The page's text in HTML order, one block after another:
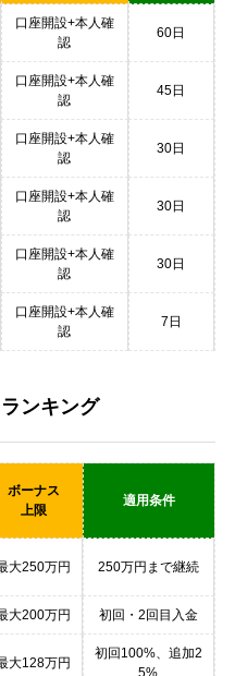
口座開設+本人確
認
60日
口座開設+本人確
認
45日
口座開設+本人確
認
30日
口座開設+本人確
認
30日
口座開設+本人確
認
30日
口座開設+本人確
認
7日
ンキング
ボーナス
上限
適用条件
大250万円 250万円まで継続
大200万円 初回・2回目入金
大128万円
初回100%、追加2
5%